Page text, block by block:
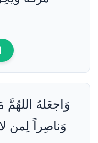
وَاجعَلهُ
وَناصِراً لِمن